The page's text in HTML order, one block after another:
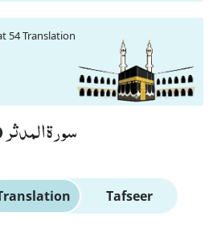
54 Translation
سورة المدثر
Tafseer